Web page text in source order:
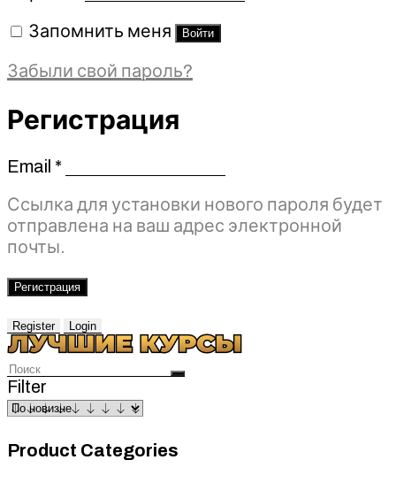
Запомнить меня Войти
Забыли свой пароль?
Регистрация
Email *Обязательно
Ссылка для установки нового пароля будет
отправлена ​​на ваш адрес электронной
почты.
Регистрация
Register Login
Filter
Product Categories